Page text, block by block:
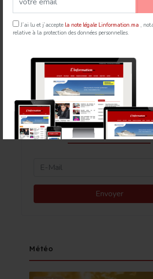
J’ai lu et j’accepte la note légale Linformation.ma ,
relative à la protection des données personnelles.
Newsletter
Météo